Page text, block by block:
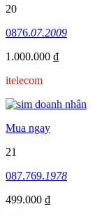
20
0876.07.2009
1.000.000 ₫
itelecom
Mua ngay
21
087.769.1978
499.000 ₫